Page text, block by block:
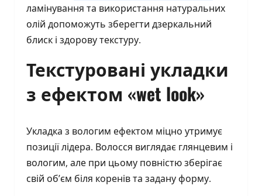
ламінування та використання натуральних
олій допоможуть зберегти дзеркальний
блиск і здорову текстуру.
Текстуровані укладки
з ефектом «wet look»
Укладка з вологим ефектом міцно утримує
позиції лідера. Волосся виглядає глянцевим і
вологим, але при цьому повністю зберігає
свій об’єм біля коренів та задану форму.